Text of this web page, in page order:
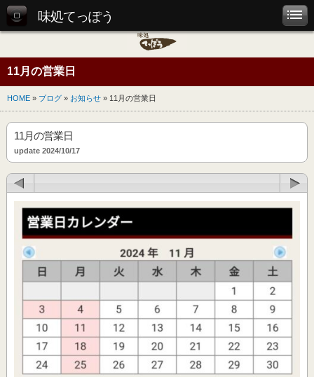
味処てっぽう
11月の営業日
HOME » ブログ » お知らせ » 11月の営業日
11月の営業日
update 2024/10/17